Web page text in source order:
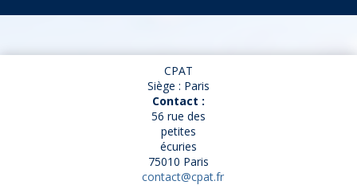
CPAT
Siège : Paris
Contact :
56 rue des
petites
écuries
75010 Paris
contact@cpat.fr